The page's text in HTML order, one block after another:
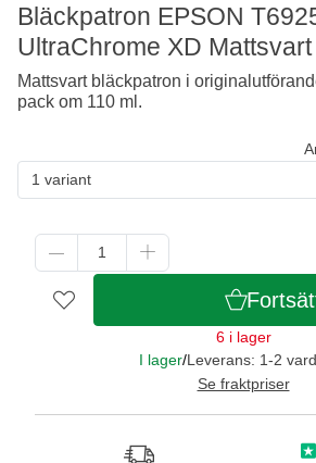
1 variant
6 i lager
I lager/Leverans: 1-2
Se fraktpriser
Bläckpatron EPSON
UltraChrome XD Mattsvart
Mattsvart bläckpatron i
pack om 110 ml.